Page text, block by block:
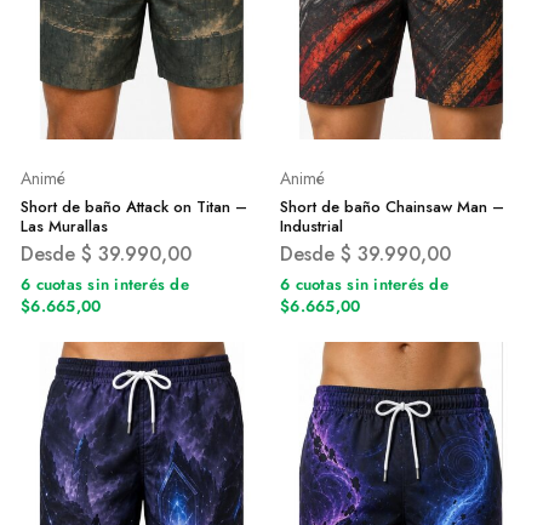
Animé
Short de baño Attack on Titan –
Las Murallas
Desde $ 39.990,00
6 cuotas sin interés de
$6.665,00
Animé
Short de baño Chainsaw Man –
Industrial
Desde $ 39.990,00
6 cuotas sin interés de
$6.665,00